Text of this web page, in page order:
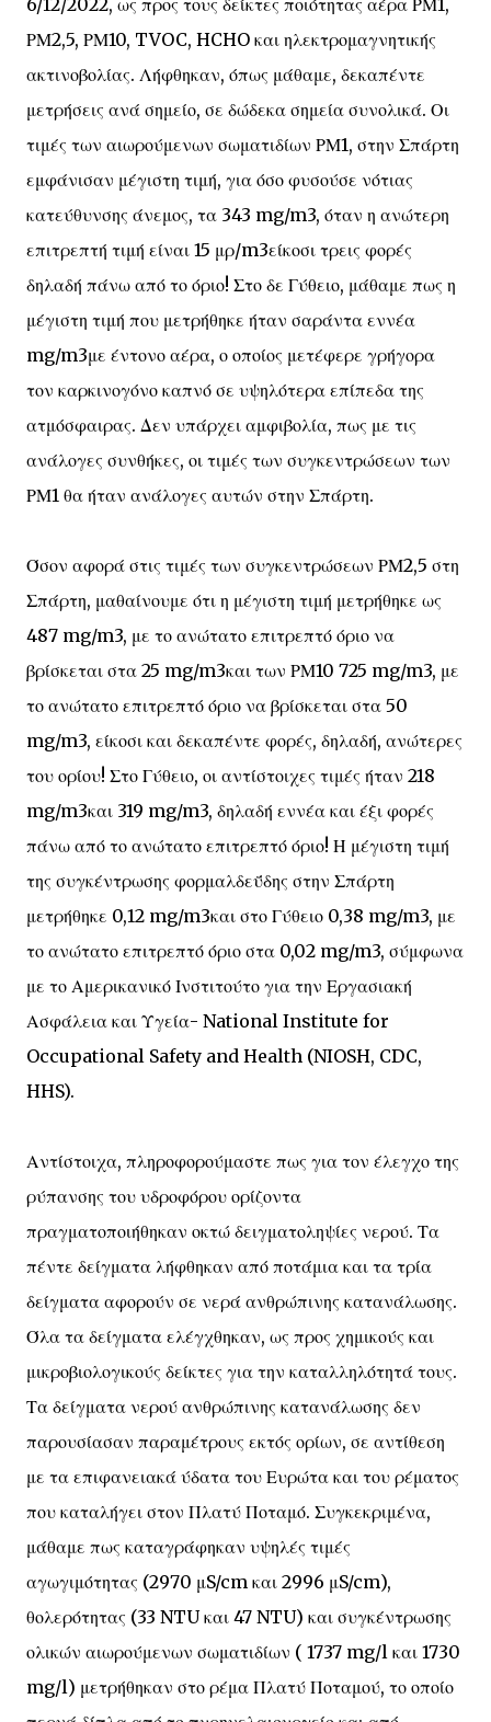
6/12/2022, ως προς τους δείκτες ποιότητας αέρα ΡΜ1,
ΡΜ2,5, ΡΜ10, TVOC, HCHO και ηλεκτρομαγνητικής
ακτινοβολίας. Λήφθηκαν, όπως μάθαμε, δεκαπέντε
μετρήσεις ανά σημείο, σε δώδεκα σημεία συνολικά. Οι
τιμές των αιωρούμενων σωματιδίων ΡΜ1, στην Σπάρτη
εμφάνισαν μέγιστη τιμή, για όσο φυσούσε νότιας
κατεύθυνσης άνεμος, τα 343 mg/m3, όταν η ανώτερη
επιτρεπτή τιμή είναι 15 μρ/m3είκοσι τρεις φορές
δηλαδή πάνω από το όριο! Στο δε Γύθειο, μάθαμε πως η
μέγιστη τιμή που μετρήθηκε ήταν σαράντα εννέα
mg/m3με έντονο αέρα, ο οποίος μετέφερε γρήγορα
τον καρκινογόνο καπνό σε υψηλότερα επίπεδα της
ατμόσφαιρας. Δεν υπάρχει αμφιβολία, πως με τις
ανάλογες συνθήκες, οι τιμές των συγκεντρώσεων των
ΡΜ1 θα ήταν ανάλογες αυτών στην Σπάρτη.
Όσον αφορά στις τιμές των συγκεντρώσεων ΡΜ2,5 στη
Σπάρτη, μαθαίνουμε ότι η μέγιστη τιμή μετρήθηκε ως
487 mg/m3, με το ανώτατο επιτρεπτό όριο να
βρίσκεται στα 25 mg/m3και των ΡΜ10 725 mg/m3, με
το ανώτατο επιτρεπτό όριο να βρίσκεται στα 50
mg/m3, είκοσι και δεκαπέντε φορές, δηλαδή, ανώτερες
του ορίου! Στο Γύθειο, οι αντίστοιχες τιμές ήταν 218
mg/m3και 319 mg/m3, δηλαδή εννέα και έξι φορές
πάνω από το ανώτατο επιτρεπτό όριο! Η μέγιστη τιμή
της συγκέντρωσης φορμαλδεΰδης στην Σπάρτη
μετρήθηκε 0,12 mg/m3και στο Γύθειο 0,38 mg/m3, με
το ανώτατο επιτρεπτό όριο στα 0,02 mg/m3, σύμφωνα
με το Αμερικανικό Ινστιτούτο για την Εργασιακή
Ασφάλεια και Υγεία- National Institute for
Occupational Safety and Health (NIOSH, CDC,
HHS).
Αντίστοιχα, πληροφορούμαστε πως για τον έλεγχο της
ρύπανσης του υδροφόρου ορίζοντα
πραγματοποιήθηκαν οκτώ δειγματοληψίες νερού. Τα
πέντε δείγματα λήφθηκαν από ποτάμια και τα τρία
δείγματα αφορούν σε νερά ανθρώπινης κατανάλωσης.
Όλα τα δείγματα ελέγχθηκαν, ως προς χημικούς και
μικροβιολογικούς δείκτες για την καταλληλότητά τους.
Τα δείγματα νερού ανθρώπινης κατανάλωσης δεν
παρουσίασαν παραμέτρους εκτός ορίων, σε αντίθεση
με τα επιφανειακά ύδατα του Ευρώτα και του ρέματος
που καταλήγει στον Πλατύ Ποταμό. Συγκεκριμένα,
μάθαμε πως καταγράφηκαν υψηλές τιμές
αγωγιμότητας (2970 μS/cm και 2996 μS/cm),
θολερότητας (33 NTU και 47 NTU) και συγκέντρωσης
ολικών αιωρούμενων σωματιδίων ( 1737 mg/l και 1730
mg/l) μετρήθηκαν στο ρέμα Πλατύ Ποταμού, το οποίο